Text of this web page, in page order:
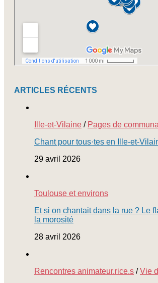
ARTICLES RÉCENTS
Ille-et-Vilaine / Pages de
Chant pour tous·tes en Ille-et-
29 avril 2026
Toulouse et environs
Et si on chantait dans la rue ? Le
la morosité
28 avril 2026
Rencontres animateur.rice.s /Vie